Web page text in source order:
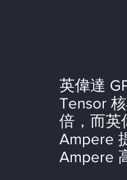
英偉達
Tensor
倍，而英
Ampere
Ampere